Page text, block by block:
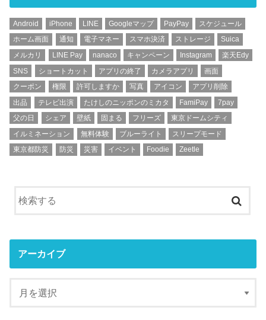
Android iPhone LINE Googleマップ PayPay
スケジュール
ホーム画面
通知 電子マネー スマホ決済 ストレージ
Suica
メルカリ
LINE Pay nanaco キャンペーン Instagram
楽天Edy
SNS
ショートカット アプリの終了 カメラアプリ
画面
クーポン
権限 許可しますか 写真 アイコン
アプリ削除
出品
テレビ出演 たけしのニッポンのミカタ FamiPay
7pay
父の日
シェア 壁紙 固まる フリーズ
東京ドームシティ
イルミネーション
無料体験 ブルーライト
スリープモード
東京都防災
防災 災害 イベント Foodie Zeetle
アーカイブ